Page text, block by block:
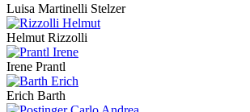
Luisa Martinelli Stelzer
Helmut Rizzolli
Irene Prantl
Erich Barth